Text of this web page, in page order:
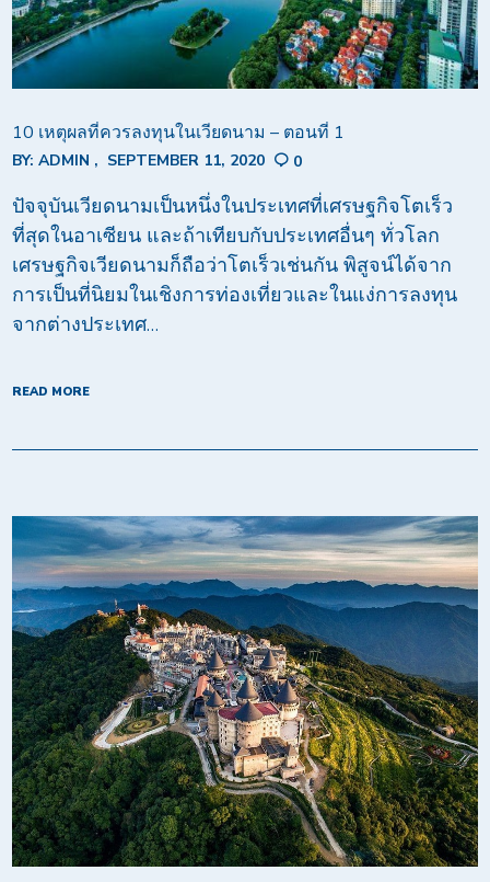
10 เหตุผลที่ควรลงทุนในเวียดนาม – ตอนที่ 1
BY:ADMIN SEPTEMBER 11, 2020 0
ปัจจุบันเวียดนามเป็นหนึ่งในประเทศที่เศรษฐกิจโตเร็ว
ที่สุดในอาเซียน และถ้าเทียบกับประเทศอื่นๆ ทั่วโลก
เศรษฐกิจเวียดนามก็ถือว่าโตเร็วเช่นกัน พิสูจน์ได้จาก
การเป็นที่นิยมในเชิงการท่องเที่ยวและในแง่การลงทุน
จากต่างประเทศ…
READ MORE